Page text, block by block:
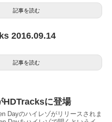
記事を読む
2016.09.14
記事を読む
HDTracksに登場
Dayのハイレゾがリリースされま